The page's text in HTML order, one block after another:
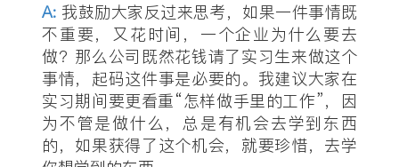
A: 我鼓励大家反过来思考，如果一件事情既
不重要，又花时间，一个企业为什么要去
做？那么公司既然花钱请了实习生来做这个
事情，起码这件事是必要的。我建议大家在
实习期间要更看重“怎样做手里的工作”，因
为不管是做什么，总是有机会去学到东西
的，如果获得了这个机会，就要珍惜，去学